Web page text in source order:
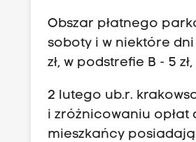
Obszar płatnego
soboty i w niektóre
zł, w podstrefie B - 5
2 lutego ub.r.
i zróżnicowaniu opłat
mieszkańcy